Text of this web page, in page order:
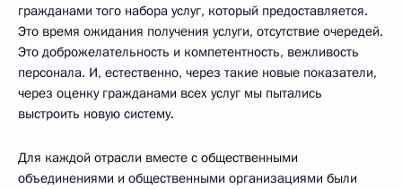
гражданами того набора услуг, который предоставляется.
Это время ожидания получения услуги, отсутствие очередей.
Это доброжелательность и компетентность, вежливость
персонала. И, естественно, через такие новые показатели,
через оценку гражданами всех услуг мы пытались
выстроить новую систему.
Для каждой отрасли вместе с общественными
объединениями и общественными организациями были